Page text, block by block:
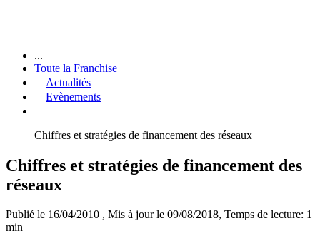
...
Toute la Franchise
Actualités
Evènements
Chiffres et stratégies de financement des réseaux
Chiffres et stratégies de financement des
réseaux
Publié le 16/04/2010 , Mis à jour le 09/08/2018, Temps de lecture: 1
min